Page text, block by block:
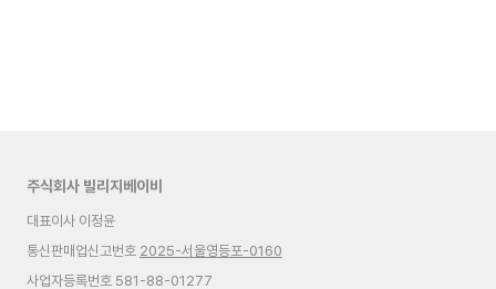
주식회사 빌리지베이비
대표이사 이정윤
통신판매업신고번호 2025-서울영등포-0160
사업자등록번호 581-88-01277